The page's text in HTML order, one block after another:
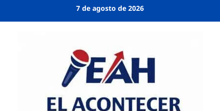
7 de agosto de 2026